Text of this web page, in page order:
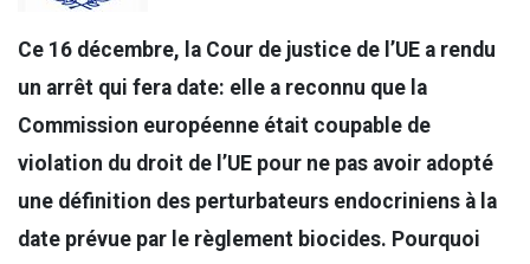
Ce 16 décembre, la Cour de justice de l’UE a rendu
un arrêt qui fera date: elle a reconnu que la
Commission européenne était coupable de
violation du droit de l’UE pour ne pas avoir adopté
une définition des perturbateurs endocriniens à la
date prévue par le règlement biocides. Pourquoi